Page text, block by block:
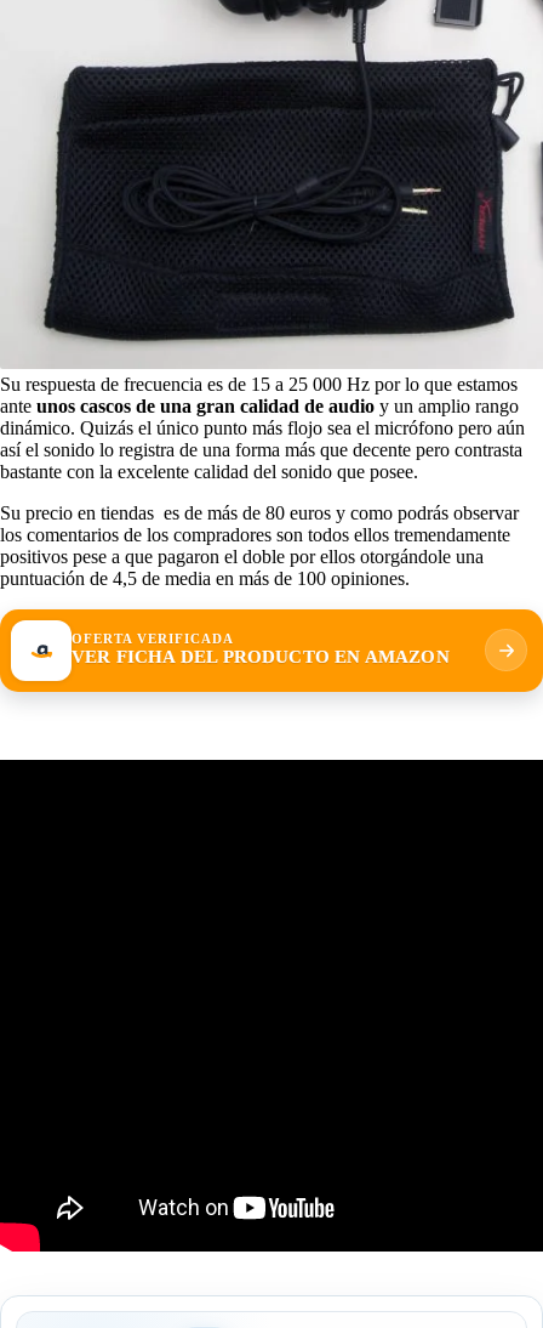
Su respuesta de frecuencia es de 15 a 25 000 Hz por lo que estamos
ante unos cascos de una gran calidad de audio y un amplio rango
dinámico. Quizás el único punto más flojo sea el micrófono pero aún
así el sonido lo registra de una forma más que decente pero contrasta
bastante con la excelente calidad del sonido que posee.
Su precio en tiendas es de más de 80 euros y como podrás observar
los comentarios de los compradores son todos ellos tremendamente
positivos pese a que pagaron el doble por ellos otorgándole una
puntuación de 4,5 de media en más de 100 opiniones.
OFERTA VERIFICADA
VER FICHA DEL PRODUCTO EN AMAZON